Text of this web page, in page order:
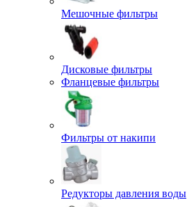
Мешочные фильтры
Дисковые фильтры
Фланцевые фильтры
Фильтры от накипи
Редукторы давления воды